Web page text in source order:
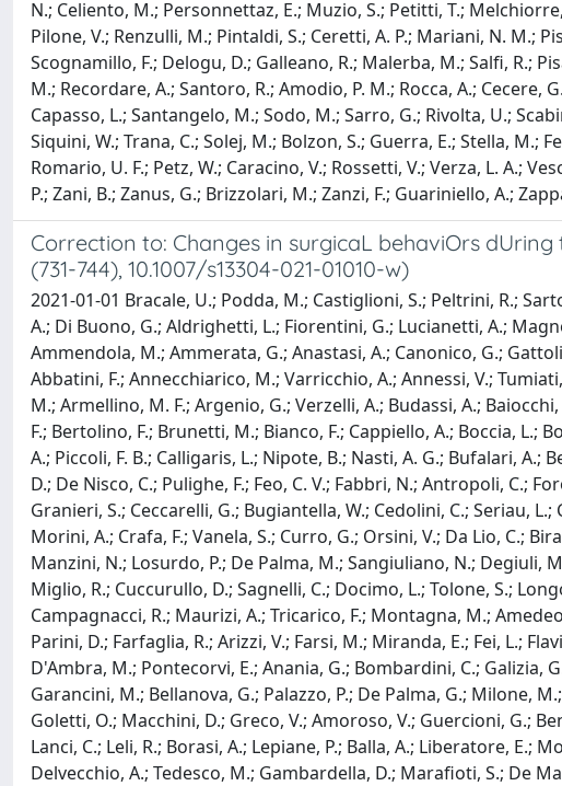
N.; Celiento, M.; Personnettaz, E.; Muzio, S.; Petitti, T.;
Pilone, V.; Renzulli, M.; Pintaldi, S.; Ceretti, A. P.; Mariani, N. M.;
Scognamillo, F.; Delogu, D.; Galleano, R.; Malerba, M.; Salfi, R.;
M.; Recordare, A.; Santoro, R.; Amodio, P. M.; Rocca, A.; Cecere,
Capasso, L.; Santangelo, M.; Sodo, M.; Sarro, G.; Rivolta, U.;
Siquini, W.; Trana, C.; Solej, M.; Bolzon, S.; Guerra, E.; Stella, M.;
Romario, U. F.; Petz, W.; Caracino, V.; Rossetti, V.; Verza, L. A.;
P.; Zani, B.; Zanus, G.; Brizzolari, M.; Zanzi, F.; Guariniello, A.;
Correction to: Changes in surgicaL behaviOrs dUring
(731-744), 10.1007/s13304-021-01010-w)
2021-01-01 Bracale, U.; Podda, M.; Castiglioni, S.; Peltrini, R.;
A.; Di Buono, G.; Aldrighetti, L.; Fiorentini, G.; Lucianetti, A.;
Ammendola, M.; Ammerata, G.; Anastasi, A.; Canonico, G.;
Abbatini, F.; Annecchiarico, M.; Varricchio, A.; Annessi, V.;
M.; Armellino, M. F.; Argenio, G.; Verzelli, A.; Budassi, A.;
F.; Bertolino, F.; Brunetti, M.; Bianco, F.; Cappiello, A.; Boccia, L.;
A.; Piccoli, F. B.; Calligaris, L.; Nipote, B.; Nasti, A. G.; Bufalari,
D.; De Nisco, C.; Pulighe, F.; Feo, C. V.; Fabbri, N.; Antropoli, C.;
Granieri, S.; Ceccarelli, G.; Bugiantella, W.; Cedolini, C.; Seriau,
Morini, A.; Crafa, F.; Vanela, S.; Curro, G.; Orsini, V.; Da Lio, C.;
Manzini, N.; Losurdo, P.; De Palma, M.; Sangiuliano, N.; Degiuli,
Miglio, R.; Cuccurullo, D.; Sagnelli, C.; Docimo, L.; Tolone, S.;
Campagnacci, R.; Maurizi, A.; Tricarico, F.; Montagna, M.;
Parini, D.; Farfaglia, R.; Arizzi, V.; Farsi, M.; Miranda, E.; Fei, L.;
D'Ambra, M.; Pontecorvi, E.; Anania, G.; Bombardini, C.; Galizia,
Garancini, M.; Bellanova, G.; Palazzo, P.; De Palma, G.; Milone,
Goletti, O.; Macchini, D.; Greco, V.; Amoroso, V.; Guercioni, G.;
Lanci, C.; Leli, R.; Borasi, A.; Lepiane, P.; Balla, A.; Liberatore, E.;
Delvecchio, A.; Tedesco, M.; Gambardella, D.; Marafioti, S.; De